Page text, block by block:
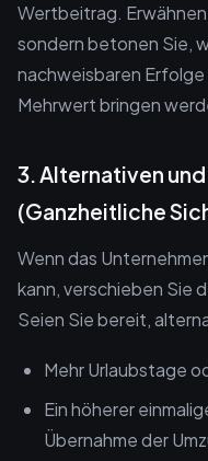
Wertbeitrag.
sondern betonen Sie,
nachweisbaren
Mehrwert bringen
3. Alternativen
(Ganzheitliche
Wenn das
kann, verschieben Sie
Seien Sie bereit,
Mehr Urlaubstage
Ein höherer
Übernahme der